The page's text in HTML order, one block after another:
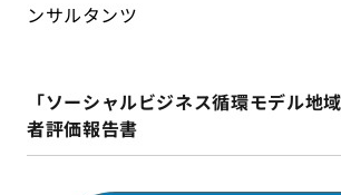
ンサルタンツ
「ソーシャルビジネス循環モデル地
者評価報告書